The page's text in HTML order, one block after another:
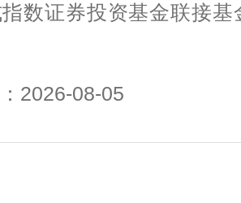
数证券投资基金联接
2026-08-05